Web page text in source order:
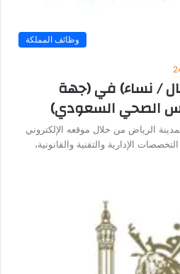
وظائف المملكة
/ نساء) في (جهة
الصحي السعودي)
الرياض من خلال موقعه الإلكتروني
الإدارية والتقنية والقانونية،